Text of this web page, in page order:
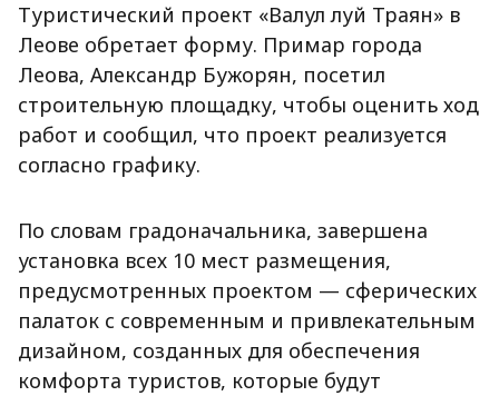
Туристический проект «Валул луй Траян» в
Леове обретает форму. Примар города
Леова, Александр Бужорян, посетил
строительную площадку, чтобы оценить ход
работ и сообщил, что проект реализуется
согласно графику.
По словам градоначальника, завершена
установка всех 10 мест размещения,
предусмотренных проектом — сферических
палаток с современным и привлекательным
дизайном, созданных для обеспечения
комфорта туристов, которые будут